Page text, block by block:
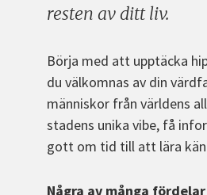
resten av ditt liv.
Börja med att upptäcka
du välkomnas av din
människor från världens
stadens unika vibe, få
gott om tid till att lära
Några av många